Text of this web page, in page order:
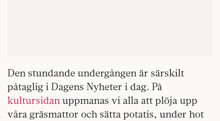
Den stundande undergången är särskilt
påtaglig i Dagens Nyheter i dag. På
kultursidanuppmanas vi alla att plöja upp
våra gräsmattor och sätta potatis, under hot